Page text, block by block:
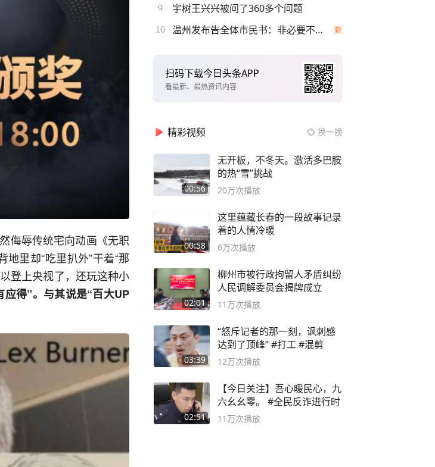
侮辱传统宅向动画《无职
里却“吃里扒外”干着“那
登上央视了，还玩这种小
得”。与其说是“百大UP
9 宇树王兴兴被问了360多个问题
10 温州发布告全体市民书：非必要不外出
扫码下载今日头条APP
看最新、最热资讯内容
精彩视频 换一换
00:56
无开板，不冬天。激活多巴胺
的热“雪”挑战
20万次播放
00:58
这里蕴藏长春的一段故事记录
着的人情冷暖
6万次播放
02:01
柳州市被行政拘留人矛盾纠纷
人民调解委员会揭牌成立
11万次播放
03:39
“怒斥记者的那一刻，讽刺感
达到了顶峰” #打工 #混剪
12万次播放
02:51
【今日关注】吾心暖民心，九
六幺幺零。 #全民反诈进行时
11万次播放